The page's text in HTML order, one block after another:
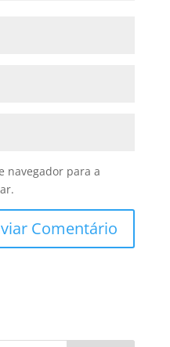
navegador para a